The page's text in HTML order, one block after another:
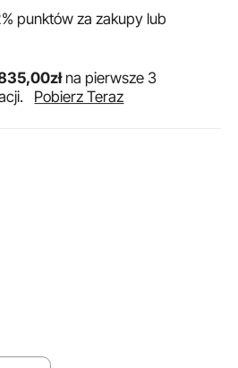
punktów za zakupy lub
,00złna pierwsze 3
Pobierz Teraz